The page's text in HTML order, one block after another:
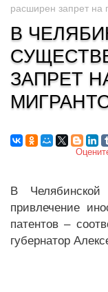
расширен запрет на
В
ЗАПРЕТ
В
привлечение
патентов –
губернатор